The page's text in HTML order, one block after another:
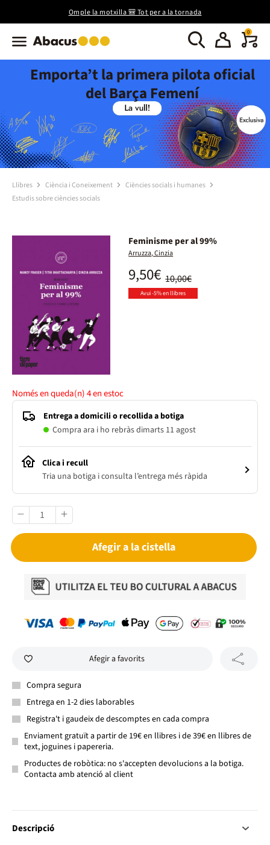
Omple la motxilla 🎒 Tot per a la tornada
0
Emporta’t la primera pilota oficial
del Barça Femení
Llibres Ciència i Coneixement
Ciències socials i humanes
Estudis sobre ciències socials
Feminisme per al 99%
Arruzza, Cinzia
10,00€
9,50€
Avui -5% en llibres
Només en queda(n)4en estoc
Entrega a domicili o recollida a botiga
Compra ara i ho rebràs dimarts 11 agost
Clica i recull
Tria una botiga i consulta l’entrega més ràpida
Afegir a la cistella
Afegir a favorits
Compra segura
Entrega en 1-2 dies laborables
Registra't i gaudeix de descomptes en cada compra
Enviament gratuït a partir de 19€ en llibres i de 39€ en llibres de
text, joguines i papereria.
Productes de robòtica: no s'accepten devolucions a la botiga.
Contacta amb atenció al client
Descripció